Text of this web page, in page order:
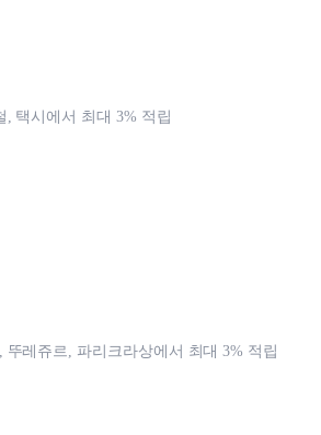
, 택시에서 최대 3% 적립
뚜레쥬르, 파리크라상에서 최대 3% 적립